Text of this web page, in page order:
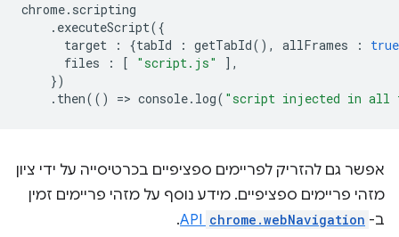
chrome. scripting
. executeScript({
target
: {tabId : getTabId(), allFrames :
true
files
: [ "script.js"
],
})
. then(() => console. log( "script injected in all
אפשר גם להזריק לפריימים ספציפיים בכרטיסייה על ידי ציון
מזהי פריימים ספציפיים. מידע נוסף על מזהי פריימים זמין
ב- chrome.webNavigation
.